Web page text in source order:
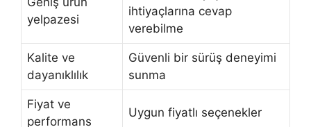
yelpazesi
ihtiyaçlarına cevap
verebilme
Kalite ve
dayanıklılık
Güvenli bir sürüş deneyimi
sunma
Fiyat ve
performans
Uygun fiyatlı seçenekler